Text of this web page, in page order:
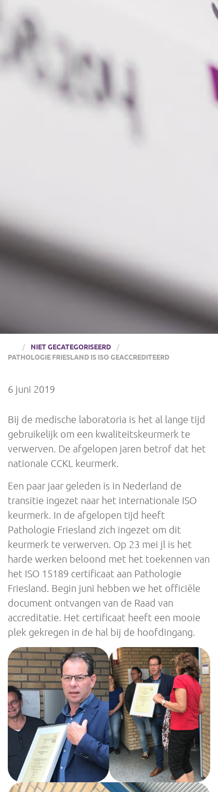
NIET GECATEGORISEERD
PATHOLOGIE FRIESLAND IS ISO GEACCREDITEERD
6 juni 2019
Bij de medische laboratoria is het al lange tijd
gebruikelijk om een kwaliteitskeurmerk te
verwerven. De afgelopen jaren betrof dat het
nationale CCKL keurmerk.
Een paar jaar geleden is in Nederland de
transitie ingezet naar het internationale ISO
keurmerk. In de afgelopen tijd heeft
Pathologie Friesland zich ingezet om dit
keurmerk te verwerven. Op 23 mei jl is het
harde werken beloond met het toekennen van
het ISO 15189 certificaat aan Pathologie
Friesland. Begin juni hebben we het officiële
document ontvangen van de Raad van
accreditatie. Het certificaat heeft een mooie
plek gekregen in de hal bij de hoofdingang.